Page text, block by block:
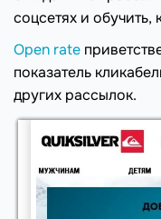
соцсетях и обучить,
Open rate
показатель
других рассылок.